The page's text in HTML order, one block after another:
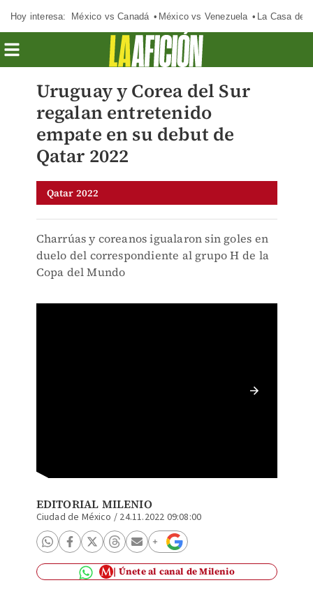
Hoy interesa: México vs Canadá México vs Venezuela La Casa de
Uruguay y Corea del Sur
regalan entretenido
empate en su debut de
Qatar 2022
Qatar 2022
Charrúas y coreanos igualaron sin goles en
duelo del correspondiente al grupo H de la
Copa del Mundo
EDITORIAL MILENIO
Ciudad de México / 24.11.2022 09:08:00
Únete al canal de Milenio